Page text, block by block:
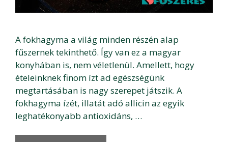
A fokhagyma a világ minden részén alap
fűszernek tekinthető. Így van ez a magyar
konyhában is, nem véletlenül. Amellett, hogy
ételeinknek finom ízt ad egészségünk
megtartásában is nagy szerepet játszik. A
fokhagyma ízét, illatát adó allicin az egyik
leghatékonyabb antioxidáns, …